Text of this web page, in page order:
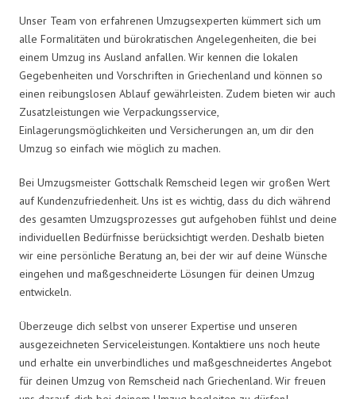
Unser Team von erfahrenen Umzugsexperten kümmert sich um
alle Formalitäten und bürokratischen Angelegenheiten, die bei
einem Umzug ins Ausland anfallen. Wir kennen die lokalen
Gegebenheiten und Vorschriften in Griechenland und können so
einen reibungslosen Ablauf gewährleisten. Zudem bieten wir auch
Zusatzleistungen wie Verpackungsservice,
Einlagerungsmöglichkeiten und Versicherungen an, um dir den
Umzug so einfach wie möglich zu machen.
Bei Umzugsmeister Gottschalk Remscheid legen wir großen Wert
auf Kundenzufriedenheit. Uns ist es wichtig, dass du dich während
des gesamten Umzugsprozesses gut aufgehoben fühlst und deine
individuellen Bedürfnisse berücksichtigt werden. Deshalb bieten
wir eine persönliche Beratung an, bei der wir auf deine Wünsche
eingehen und maßgeschneiderte Lösungen für deinen Umzug
entwickeln.
Überzeuge dich selbst von unserer Expertise und unseren
ausgezeichneten Serviceleistungen. Kontaktiere uns noch heute
und erhalte ein unverbindliches und maßgeschneidertes Angebot
für deinen Umzug von Remscheid nach Griechenland. Wir freuen